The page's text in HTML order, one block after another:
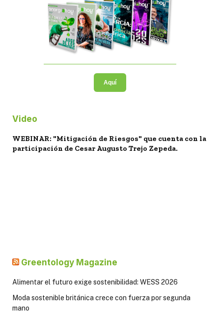
Aquí
Video
WEBINAR: "Mitigación de Riesgos" que cuenta con la
participación de Cesar Augusto Trejo Zepeda.
Greentology Magazine
Alimentar el futuro exige sostenibilidad: WESS 2026
Moda sostenible británica crece con fuerza por segunda
mano